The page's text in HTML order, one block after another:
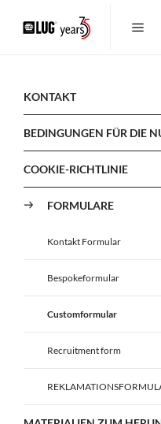
KONTAKT
BEDINGUNGEN FÜR DIE
COOKIE-RICHTLINIE
FORMULARE
Kontakt Formular
Bespokeformular
Customformular
Recruitment form